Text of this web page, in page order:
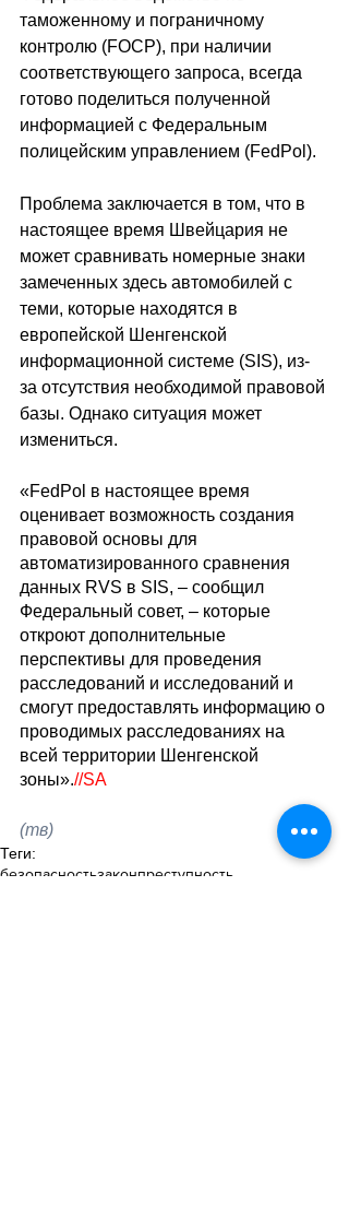
таможенному и пограничному
контролю (FOCP), при наличии
соответствующего запроса, всегда
готово поделиться полученной
информацией с Федеральным
полицейским управлением (FedPol).
Проблема заключается в том, что в
настоящее время Швейцария не
может сравнивать номерные знаки
замеченных здесь автомобилей с
теми, которые находятся в
европейской Шенгенской
информационной системе (SIS), из-
за отсутствия необходимой правовой
базы. Однако ситуация может
измениться.
«FedPol в настоящее время
оценивает возможность создания
правовой основы для
автоматизированного сравнения
данных RVS в SIS, – сообщил
Федеральный совет, – которые
откроют дополнительные
перспективы для проведения
расследований и исследований и
смогут предоставлять информацию о
проводимых расследованиях на
всей территории Шенгенской
зоны».//SA
(тв)
Теги:
безопасностьзаконпреступность